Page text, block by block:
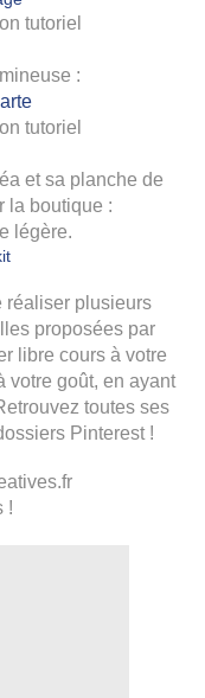
tutoriel
:
tutoriel
et sa planche de
la boutique :
légère.
réaliser plusieurs
proposées par
libre cours à votre
votre goût, en ayant
toutes ses
Pinterest !
!